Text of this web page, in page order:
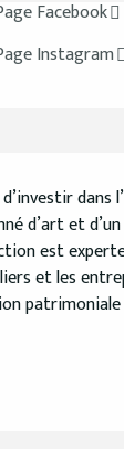
Facebook
Instagram
dans
d’art et
est
et les